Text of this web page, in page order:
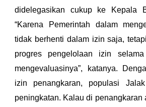
didelegasikan cukup ke Kepala
“Karena Pemerintah dalam
tidak berhenti dalam izin saja,
progres pengelolaan izin
mengevaluasinya”, katanya.
izin penangkaran, populasi
peningkatan. Kalau di penangkaran